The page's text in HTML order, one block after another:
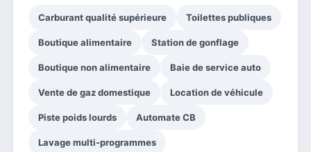
Carburant qualité supérieure Toilettes publiques
Boutique alimentaire Station de gonflage
Boutique non alimentaire Baie de service auto
Vente de gaz domestique Location de véhicule
Piste poids lourds Automate CB
Lavage multi-programmes